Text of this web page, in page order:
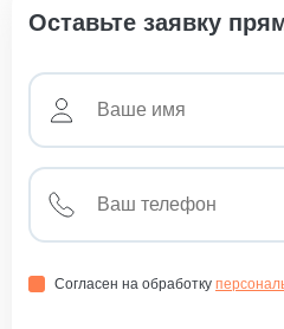
Оставьте заявку
Согласен на обработку